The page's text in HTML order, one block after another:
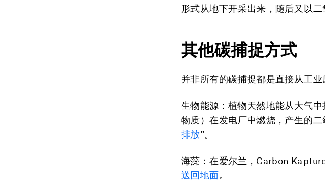
形式从地下开采出来，随后又以二
其他碳捕捉方式
并非所有的碳捕捉都是直接从工业
生物能源： 植物天然地能从大气
物质）在发电厂中燃烧，产生的
排放”。
海藻：在爱尔兰，Carbon
送回地面。